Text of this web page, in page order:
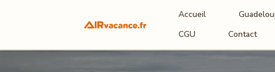
au
Accueil
CGU
Contact